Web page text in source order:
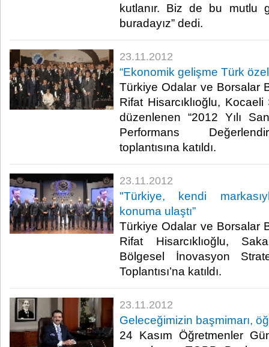
kutlanır. Biz de bu mutlu
buradayız” dedi. ​
23.11.2012
​“Ekonomik gelişme Türk özel
Türkiye Odalar ve Borsalar
Rifat Hisarcıklıoğlu,
düzenlenen “2012 Yılı
Performans
toplantısına katıldı. ​
23.11.2012
​"Türkiye, kendi
konuma ulaştı”
​Türkiye Odalar ve Borsalar
Rifat Hisarcıklıoğlu,
Bölgesel İnovasyon
Toplantısı’na katıldı. ​
23.11.2012
Geleceğimizin başmimarı,
24 Kasım Öğretmenler